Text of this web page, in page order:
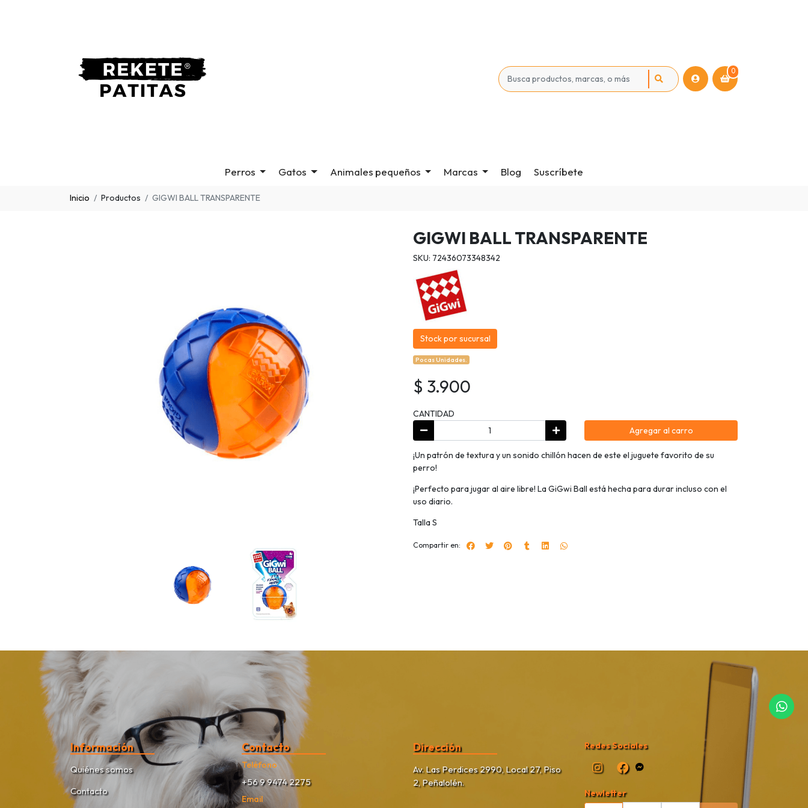
0
Perros Gatos Animales pequeños Marcas Blog Suscríbete
Inicio Productos GIGWI BALL TRANSPARENTE
GIGWI BALL TRANSPARENTE
SKU: 72436073348342
Stock por sucursal
Pocas Unidades.
$ 3.900
CANTIDAD
Agregar al carro
¡Un patrón de textura y un sonido chillón hacen de este el juguete favorito de su
perro!
¡Perfecto para jugar al aire libre! La GiGwi Ball está hecha para durar incluso con el
uso diario.
Talla S
Compartir en:
Información
Quiénes somos
Contacto
Contacto
Teléfono
+56 9 9474 2275
Email
Dirección
Av. Las Perdices 2990, Local 27, Piso
2, Peñalolén.
Redes Sociales
Newletter